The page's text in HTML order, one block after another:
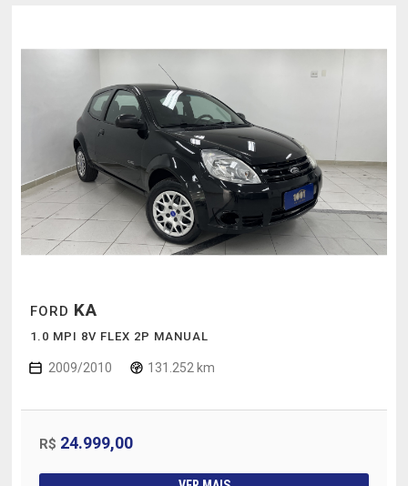
FORD KA
1.0 MPI 8V FLEX 2P MANUAL
2009/2010 131.252 km
R$ 24.999,00